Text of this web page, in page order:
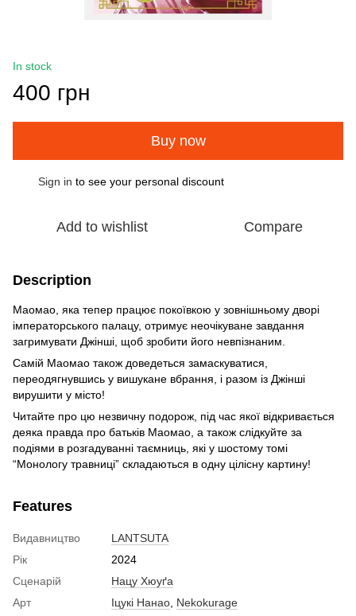
In stock
400 грн
Buy now
Sign in to see your personal discount
Add to wishlist Compare
Description
Маомао, яка тепер працює покоївкою у зовнішньому дворі
імператорського палацу, отримує неочікуване завдання
загримувати Джінші, щоб зробити його невпізнаним.
Самій Маомао також доведеться замаскуватися,
переодягнувшись у вишукане вбрання, і разом із Джінші
вирушити у місто!
Читайте про цю незвичну подорож, під час якої відкривається
деяка правда про батьків Маомао, а також слідкуйте за
подіями в розгадуванні таємниць, які у шостому томі
“Монологу травниці” складаються в одну цілісну картину!
Features
Видавництво
LANTSUTA
Рік
2024
Сценарій
Нацу Хюуґа
Арт
Іцукі Нанао Nekokurage